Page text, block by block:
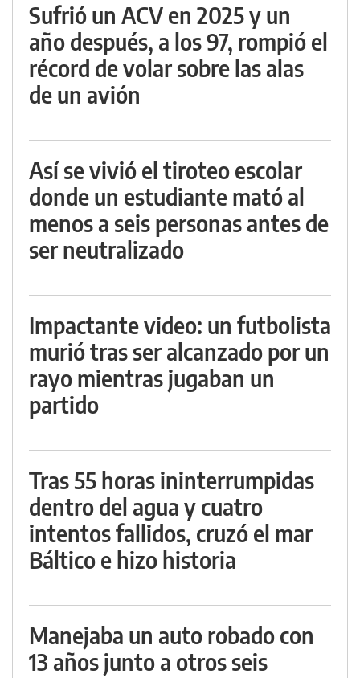
Sufrió un ACV en 2025 y un
año después, a los 97, rompió el
récord de volar sobre las alas
de un avión
Así se vivió el tiroteo escolar
donde un estudiante mató al
menos a seis personas antes de
ser neutralizado
Impactante video: un futbolista
murió tras ser alcanzado por un
rayo mientras jugaban un
partido
Tras 55 horas ininterrumpidas
dentro del agua y cuatro
intentos fallidos, cruzó el mar
Báltico e hizo historia
Manejaba un auto robado con
13 años junto a otros seis